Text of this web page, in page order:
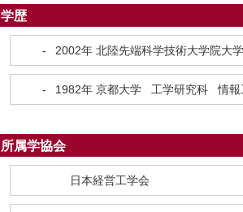
学歴
- 2002年 北陸先端科学技術大学院大
- 1982年 京都大学 工学研究科 情報
所属学協会
日本経営工学会